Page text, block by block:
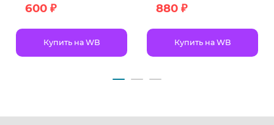
600 ₽
Купить на WB
880 ₽
Купить на WB